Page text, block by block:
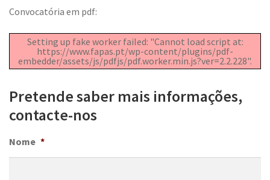
Convocatória em pdf:
Setting up fake worker failed: "Cannot load script at:
https://www.fapas.pt/wp-content/plugins/pdf-
embedder/assets/js/pdfjs/pdf.worker.min.js?ver=2.2.228".
Pretende saber mais informações,
contacte-nos
Nome *